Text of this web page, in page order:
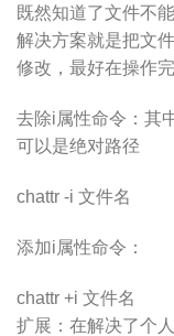
既然知道了文件不
解决方案就是把文
修改，最好在操作
去除i属性命令：其
可以是绝对路径
chattr -i 文件名
添加i属性命令：
chattr +i 文件名
扩展：在解决了个